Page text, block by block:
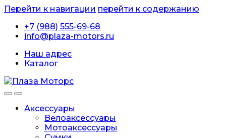
Перейти к навигации перейти к содержанию
+7 (988) 555-69-68
info@plaza-motors.ru
Наш адрес
Каталог
Аксессуары
Велоаксессуары
Мотоаксессуары